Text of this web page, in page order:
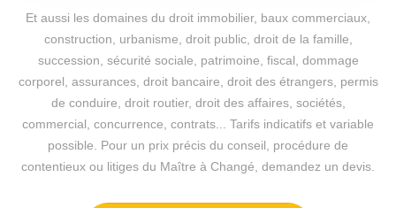
Et aussi les domaines du droit immobilier, baux commerciaux,
construction, urbanisme, droit public, droit de la famille,
succession, sécurité sociale, patrimoine, fiscal, dommage
corporel, assurances, droit bancaire, droit des étrangers, permis
de conduire, droit routier, droit des affaires, sociétés,
commercial, concurrence, contrats... Tarifs indicatifs et variable
possible. Pour un prix précis du conseil, procédure de
contentieux ou litiges du Maître à Changé, demandez un devis.